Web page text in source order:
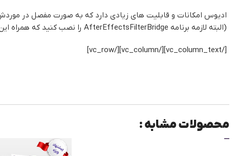
ادیوس امکانات و قابلیت های زیادی دارد که به صورت مفصل در موردش
(البته لازمه برنامه AfterEffectsFilterBridge را نصب کنید که همراه این فایل قرار داده شده ) و همچنین استفاده در سایر آتلیه های قدیمی تر بسیار مورد توجه بوده و هست .
[/vc_column_text][/vc_column][/vc_row]
محصولات مشابه :